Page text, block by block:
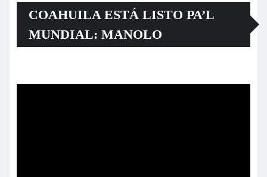
COAHUILA ESTÁ LISTO PA’L
MUNDIAL: MANOLO